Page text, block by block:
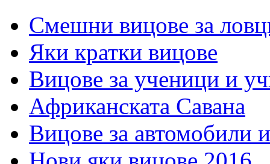
Смешни вицове за
Яки кратки вицове
Вицове за ученици и
Африканската Савана
Вицове за автомобили